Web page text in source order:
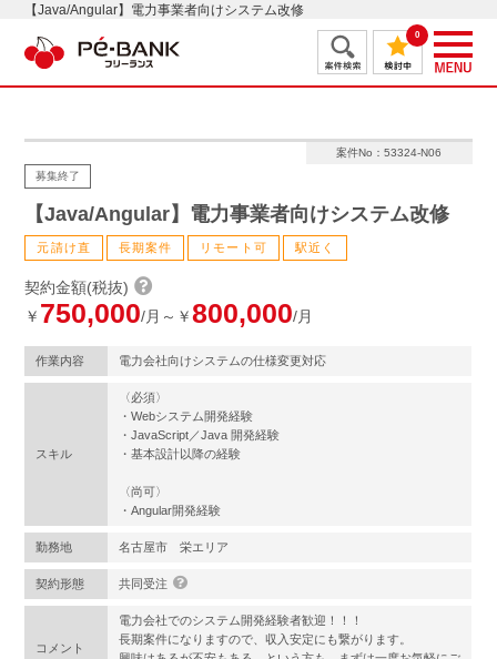
【Java/Angular】電力事業者向けシステム改修
0
案件No：53324-N06
募集終了
【Java/Angular】電力事業者向けシステム改修
元請け直 長期案件 リモート可 駅近く
契約金額(税抜)
￥ 750,000/月～￥800,000/月
作業内容 電力会社向けシステムの仕様変更対応
スキル
〈必須〉
・Webシステム開発経験
・JavaScript／Java 開発経験
・基本設計以降の経験
〈尚可〉
・Angular開発経験
勤務地 名古屋市 栄エリア
契約形態 共同受注
コメント
電力会社でのシステム開発経験者歓迎！！！
長期案件になりますので、収入安定にも繋がります。